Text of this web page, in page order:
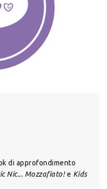
di approfondimento
Nic... Mozzafiato!e Kids